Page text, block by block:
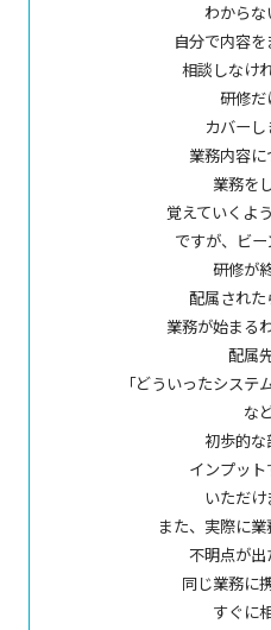
わから
自分で内容
相談しなけ
研修だ
カバー
業務内容に
業務を
覚えていくよ
ですが、ビ
研修が
配属された
業務が始まる
配属
「どういったシステ
な
初歩的な
インプッ
いただけ
また、実際に
不明点が出
同じ業務に
すぐに